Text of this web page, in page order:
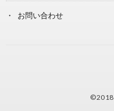
お問い合わせ
©2018